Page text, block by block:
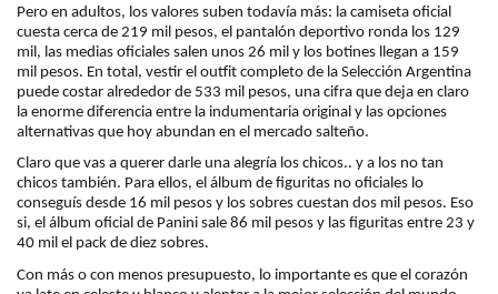
Pero en adultos, los valores suben todavía más: la camiseta oficial
cuesta cerca de 219 mil pesos, el pantalón deportivo ronda los 129
mil, las medias oficiales salen unos 26 mil y los botines llegan a 159
mil pesos. En total, vestir el outfit completo de la Selección Argentina
puede costar alrededor de 533 mil pesos, una cifra que deja en claro
la enorme diferencia entre la indumentaria original y las opciones
alternativas que hoy abundan en el mercado salteño.
Claro que vas a querer darle una alegría los chicos.. y a los no tan
chicos también. Para ellos, el álbum de figuritas no oficiales lo
conseguís desde 16 mil pesos y los sobres cuestan dos mil pesos. Eso
si, el álbum oficial de Panini sale 86 mil pesos y las figuritas entre 23 y
40 mil el pack de diez sobres.
Con más o con menos presupuesto, lo importante es que el corazón